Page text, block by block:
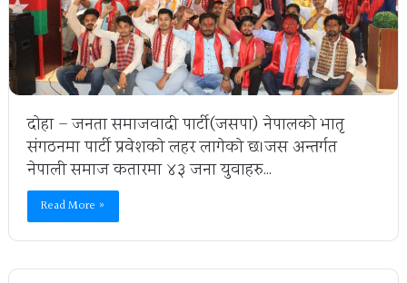
दोहा – जनता समाजवादी पार्टी(जसपा) नेपालको भातृ
संगठनमा पार्टी प्रवेशको लहर लागेको छ।जस अन्तर्गत
नेपाली समाज कतारमा ४३ जना युवाहरु…
Read More »